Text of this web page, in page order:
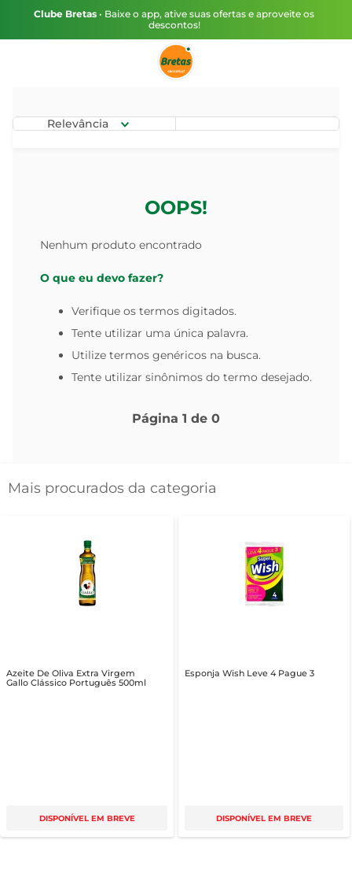
Clube Bretas • Baixe o app, ative suas ofertas e aproveite os
descontos!
Relevância
OOPS!
Nenhum produto encontrado
O que eu devo fazer?
Verifique os termos digitados.
Tente utilizar uma única palavra.
Utilize termos genéricos na busca.
Tente utilizar sinônimos do termo desejado.
Página 1 de 0
Mais procurados da categoria
Azeite De Oliva Extra Virgem
Gallo Clássico Português 500ml
DISPONÍVEL EM BREVE
Esponja Wish Leve 4 Pague 3
DISPONÍVEL EM BREVE